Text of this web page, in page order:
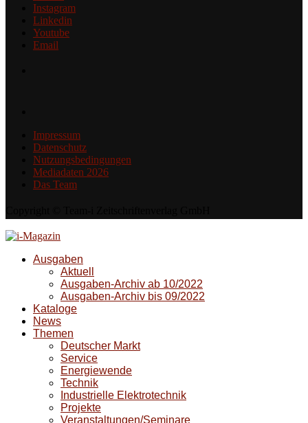
Instagram
Linkedin
Youtube
Email
Impressum
Datenschutz
Nutzungsbedingungen
Mediadaten 2026
Das Team
Ausgaben
Aktuell
Ausgaben-Archiv ab 10/2022
Ausgaben-Archiv bis 09/2022
Kataloge
News
Themen
Deutscher Markt
Service
Energiewende
Technik
Industrielle Elektrotechnik
Projekte
Veranstaltungen/Seminare